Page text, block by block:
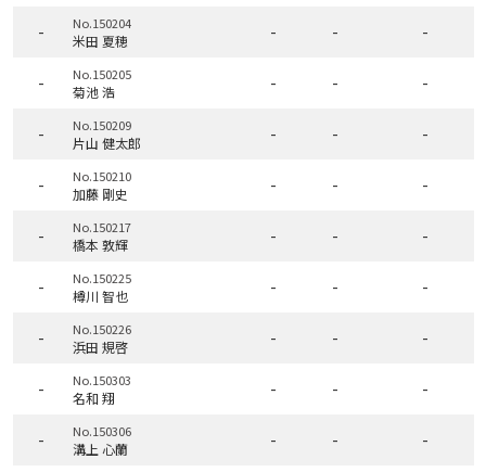
- No.150204
米田 夏穂 - - -
- No.150205
菊池 浩 - - -
- No.150209
片山 健太郎 - - -
- No.150210
加藤 剛史 - - -
- No.150217
橋本 敦輝 - - -
- No.150225
樽川 智也 - - -
- No.150226
浜田 規啓 - - -
- No.150303
名和 翔 - - -
- No.150306
溝上 心蘭 - - -